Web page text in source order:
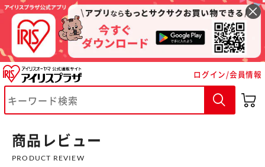
ログイン/会員情報
商品レビュー
PRODUCT REVIEW